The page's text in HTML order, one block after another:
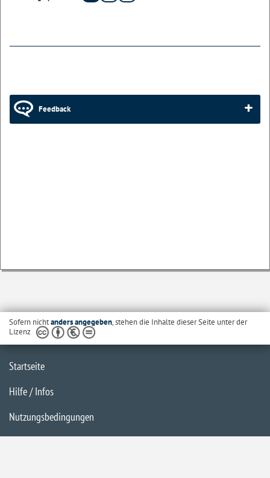
Feedback
Sofern nichtanders angegeben, stehen die Inhalte dieser Seite unter der
Lizenz
Startseite
Hilfe / Infos
Nutzungsbedingungen